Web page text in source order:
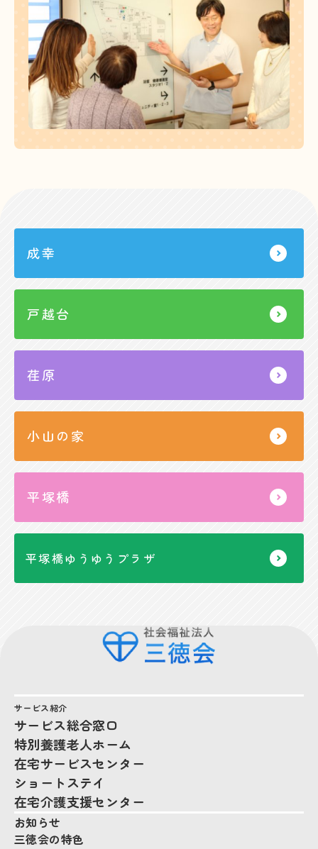
成幸
戸越台
荏原
小山の家
平塚橋
平塚橋ゆうゆうプラザ
サービス紹介
サービス総合窓口
特別養護老人ホーム
在宅サービスセンター
ショートステイ
在宅介護支援センター
お知らせ
三徳会の特色